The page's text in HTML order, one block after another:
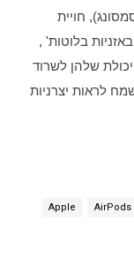
AirPods
Apple